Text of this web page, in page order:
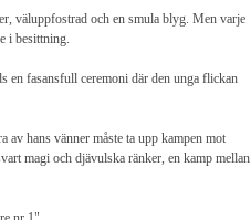
väluppfostrad och en smula blyg. Men varje
i besittning.
en fasansfull ceremoni där den unga flickan
av hans vänner måste ta upp kampen mot
magi och djävulska ränker, en kamp mellan